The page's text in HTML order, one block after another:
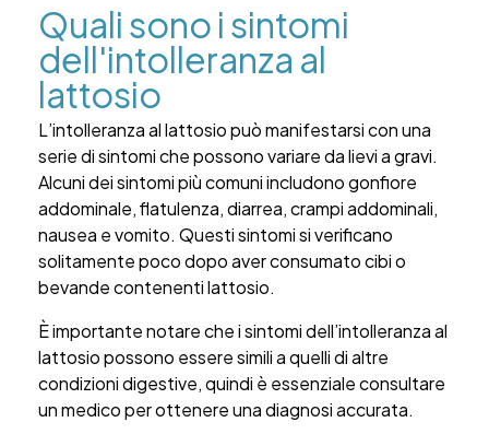
Quali sono i sintomi
dell'intolleranza al
lattosio
L’intolleranza al lattosio può manifestarsi con una
serie di sintomi che possono variare da lievi a gravi.
Alcuni dei sintomi più comuni includono gonfiore
addominale, flatulenza, diarrea, crampi addominali,
nausea e vomito. Questi sintomi si verificano
solitamente poco dopo aver consumato cibi o
bevande contenenti lattosio.
È importante notare che i sintomi dell’intolleranza al
lattosio possono essere simili a quelli di altre
condizioni digestive, quindi è essenziale consultare
un medico per ottenere una diagnosi accurata.